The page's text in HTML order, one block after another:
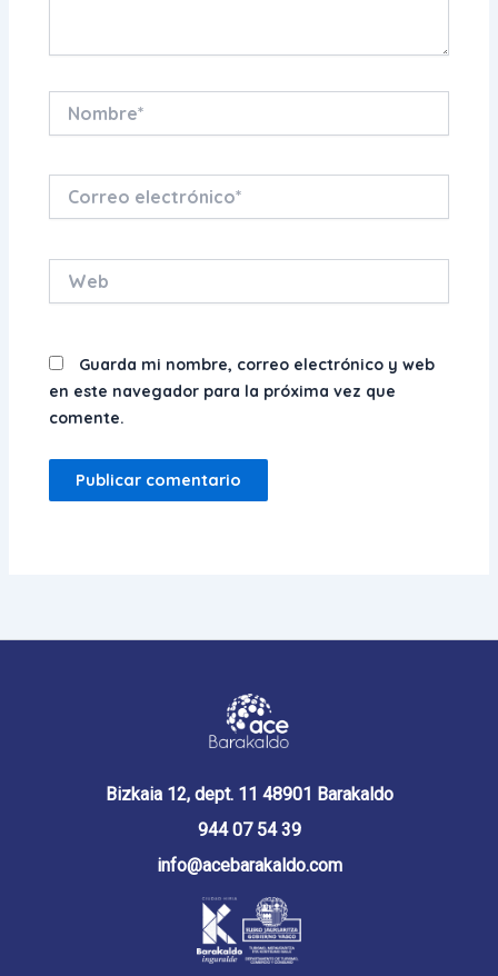
electrónico*
Guarda mi nombre, correo electrónico y web
en este navegador para la próxima vez que
comente.
Bizkaia 12, dept. 11 48901 Barakaldo
944 07 54 39
info@acebarakaldo.com